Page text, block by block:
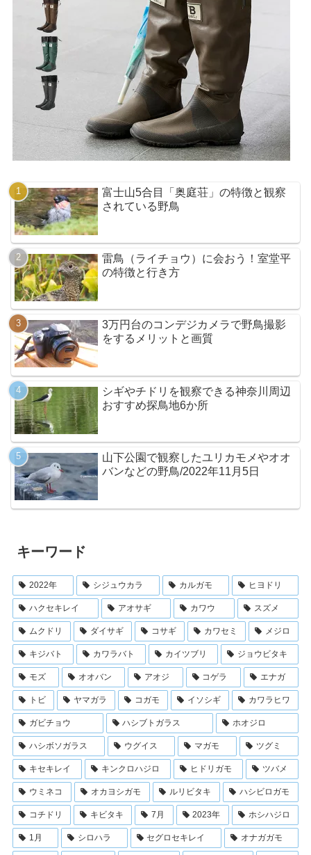
富士山5合目「奥庭荘」の特徴と観察
されている野鳥
雷鳥（ライチョウ）に会おう！室堂平
の特徴と行き方
3万円台のコンデジカメラで野鳥撮影
をするメリットと画質
シギやチドリを観察できる神奈川周辺
おすすめ探鳥地6か所
山下公園で観察したユリカモメやオオ
バンなどの野鳥/2022年11月5日
キーワード
2022年 シジュウカラ カルガモ ヒヨドリ
ハクセキレイ アオサギ カワウ スズメ
ムクドリ ダイサギ コサギ カワセミ メジロ
キジバト カワラバト カイツブリ ジョウビタキ
モズ オオバン アオジ コゲラ エナガ
トビ ヤマガラ コガモ イソシギ カワラヒワ
ガビチョウ ハシブトガラス ホオジロ
ハシボソガラス ウグイス マガモ ツグミ
キセキレイ キンクロハジロ ヒドリガモ ツバメ
ウミネコ オカヨシガモ ルリビタキ ハシビロガモ
コチドリ キビタキ 7月 2023年 ホシハジロ
1月 シロハラ セグロセキレイ オナガガモ